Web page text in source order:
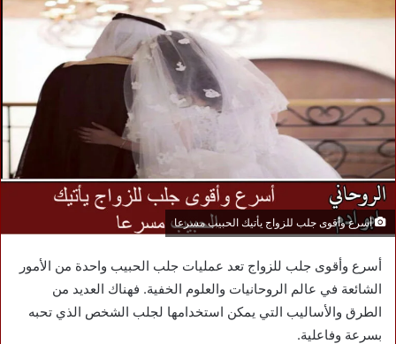
أسرع وأقوى جلب للزواج يأتيك الحبيب مسرعا
أسرع وأقوى جلب للزواج تعد عمليات جلب الحبيب واحدة من الأمور
الشائعة في عالم الروحانيات والعلوم الخفية. فهناك العديد من
الطرق والأساليب التي يمكن استخدامها لجلب الشخص الذي تحبه
بسرعة وفاعلية.